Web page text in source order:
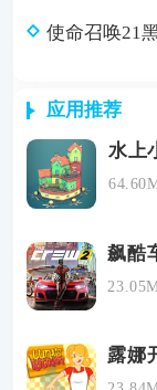
使命召唤21黑色行
应用推荐
水上